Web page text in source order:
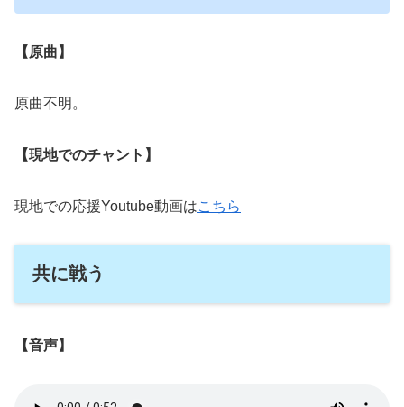
【原曲】
原曲不明。
【現地でのチャント】
現地での応援Youtube動画はこちら
共に戦う
【音声】